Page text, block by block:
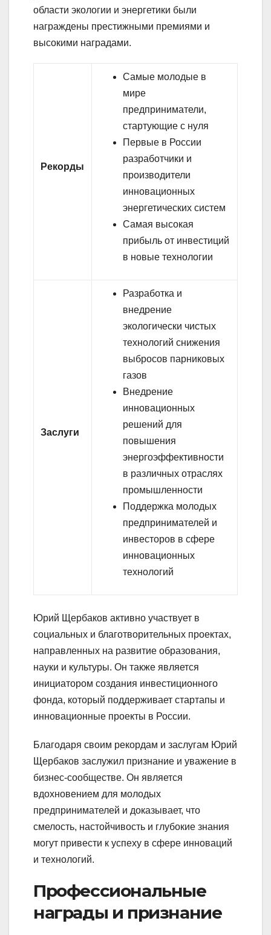
области экологии и энергетики были
награждены престижными премиями и
высокими наградами.
Рекорды
Самые молодые в
мире
предприниматели,
стартующие с нуля
Первые в России
разработчики и
производители
инновационных
энергетических систем
Самая высокая
прибыль от инвестиций
в новые технологии
Заслуги
Разработка и
внедрение
экологически чистых
технологий снижения
выбросов парниковых
газов
Внедрение
инновационных
решений для
повышения
энергоэффективности
в различных отраслях
промышленности
Поддержка молодых
предпринимателей и
инвесторов в сфере
инновационных
технологий
Юрий Щербаков активно участвует в
социальных и благотворительных проектах,
направленных на развитие образования,
науки и культуры. Он также является
инициатором создания инвестиционного
фонда, который поддерживает стартапы и
инновационные проекты в России.
Благодаря своим рекордам и заслугам Юрий
Щербаков заслужил признание и уважение в
бизнес-сообществе. Он является
вдохновением для молодых
предпринимателей и доказывает, что
смелость, настойчивость и глубокие знания
могут привести к успеху в сфере инноваций
и технологий.
Профессиональные
награды и признание